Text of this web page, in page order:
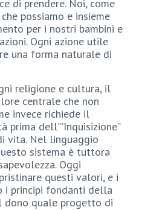
di prendere. Noi, come
possiamo e insieme
per i nostri bambini e
Ogni azione utile
una forma naturale di
religione e cultura, il
centrale che non
invece richiede il
prima dell'”Inquisizione”
vita. Nel linguaggio
sistema è tuttora
Oggi
questi valori, e i
i principi fondanti della
dono quale progetto di